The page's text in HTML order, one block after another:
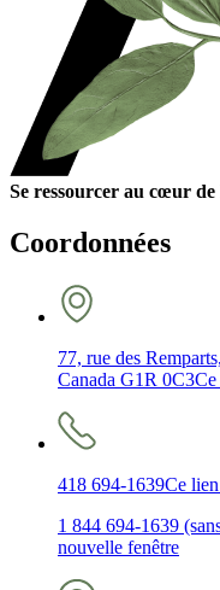
Se ressourcer au cœur
Coordonnées
77, rue des
Canada G1R 0C3Ce
418 694-1639Ce
1 844 694-1639
nouvelle fenêtre